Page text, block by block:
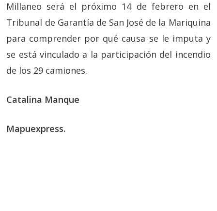
Millaneo será el próximo 14 de febrero en el
Tribunal de Garantía de San José de la Mariquina
para comprender por qué causa se le imputa y
se está vinculado a la participación del incendio
de los 29 camiones.
Catalina Manque
Mapuexpress.